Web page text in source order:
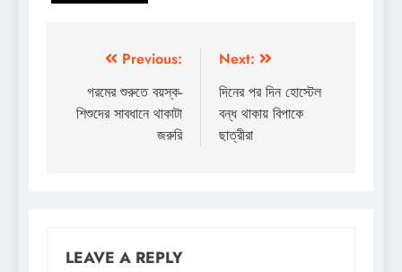
navigation
Previous:
গরমের শুরুতে বয়স্ক-
শিশুদের সাবধানে থাকাটা
জরুরি
Next:
দিনের পর দিন হোস্টেল
বন্ধ থাকায় বিপাকে
ছাত্রীরা
LEAVE A REPLY